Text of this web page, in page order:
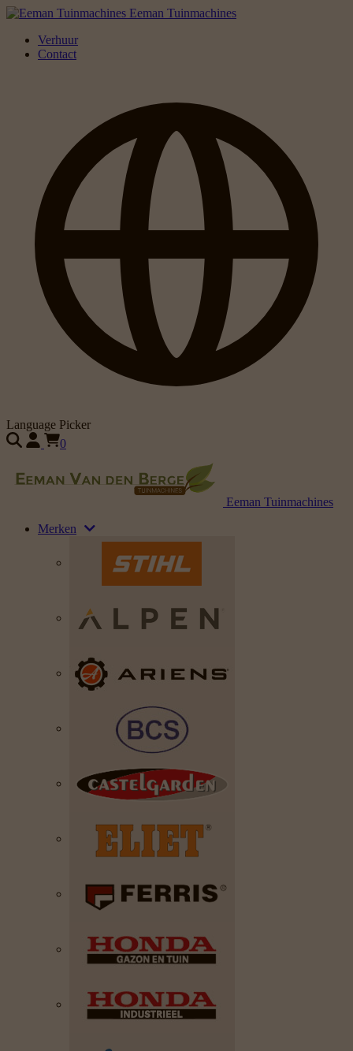
Eeman Tuinmachines
Verhuur
Contact
Language Picker
0
Eeman Tuinmachines
Merken